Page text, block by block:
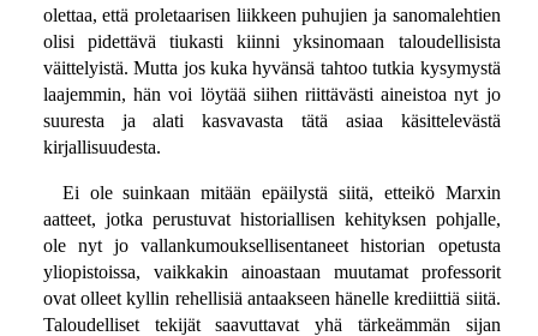
olettaa, että proletaarisen liikkeen puhujien ja sanomalehtien
olisi pidettävä tiukasti kiinni yksinomaan taloudellisista
väittelyistä. Mutta jos kuka hyvänsä tahtoo tutkia kysymystä
laajemmin, hän voi löytää siihen riittävästi aineistoa nyt jo
suuresta ja alati kasvavasta tätä asiaa käsittelevästä
kirjallisuudesta.
Ei ole suinkaan mitään epäilystä siitä, etteikö Marxin
aatteet, jotka perustuvat historiallisen kehityksen pohjalle,
ole nyt jo vallankumouksellisentaneet historian opetusta
yliopistoissa, vaikkakin ainoastaan muutamat professorit
ovat olleet kyllin rehellisiä antaakseen hänelle krediittiä siitä.
Taloudelliset tekijät saavuttavat yhä tärkeämmän sijan